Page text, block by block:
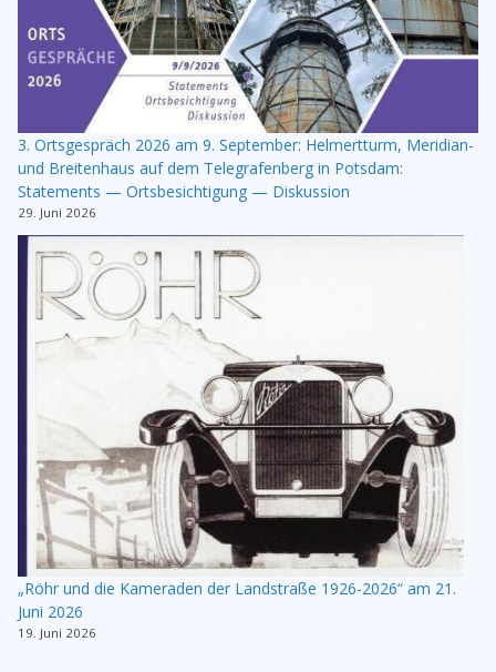
3. Ortsgespräch 2026 am 9. September: Helmertturm, Meridian-
und Breitenhaus auf dem Telegrafenberg in Potsdam:
Statements — Ortsbesichtigung — Diskussion
29. Juni 2026
„Röhr und die Kameraden der Landstraße 1926-2026“ am 21.
Juni 2026
19. Juni 2026